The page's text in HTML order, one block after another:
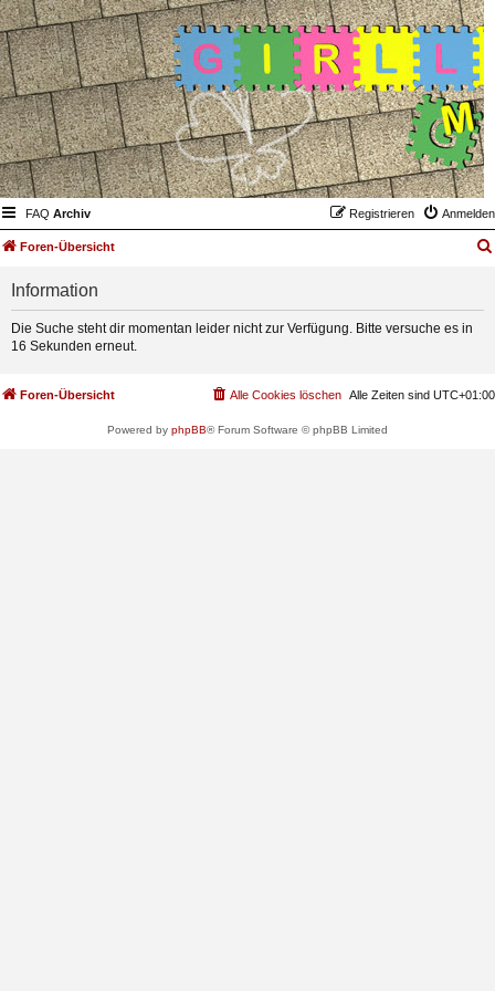
FAQ Archiv Anmelden
Registrieren
Foren-Übersicht
Information
Die Suche steht dir momentan leider nicht zur Verfügung. Bitte versuche es in
16 Sekunden erneut.
Foren-Übersicht Alle Zeiten sind UTC+01:00
Alle Cookies löschen
Powered by phpBB® Forum Software © phpBB Limited